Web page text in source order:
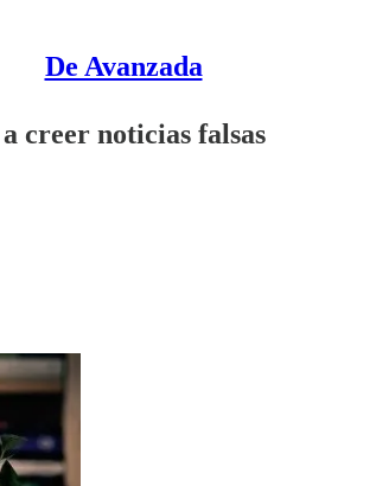
De Avanzada
creer noticias falsas